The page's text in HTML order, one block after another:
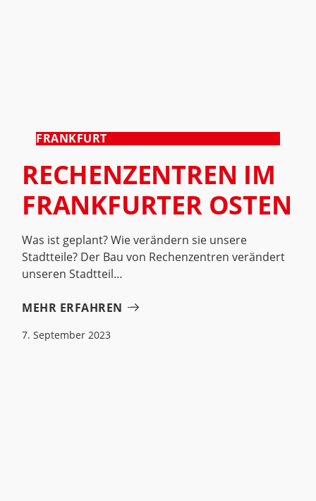
FRANKFURT
RECHENZENTREN IM
FRANKFURTER OSTEN
Was ist geplant? Wie verändern sie unsere
Stadtteile? Der Bau von Rechenzentren verändert
unseren Stadtteil
MEHR ERFAHREN
7. September 2023